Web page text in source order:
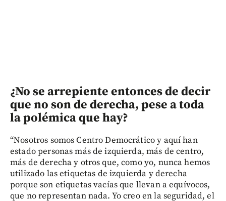
¿No se arrepiente entonces de decir
que no son de derecha, pese a toda
la polémica que hay?
“Nosotros somos Centro Democrático y aquí han
estado personas más de izquierda, más de centro,
más de derecha y otros que, como yo, nunca hemos
utilizado las etiquetas de izquierda y derecha
porque son etiquetas vacías que llevan a equívocos,
que no representan nada. Yo creo en la seguridad, el